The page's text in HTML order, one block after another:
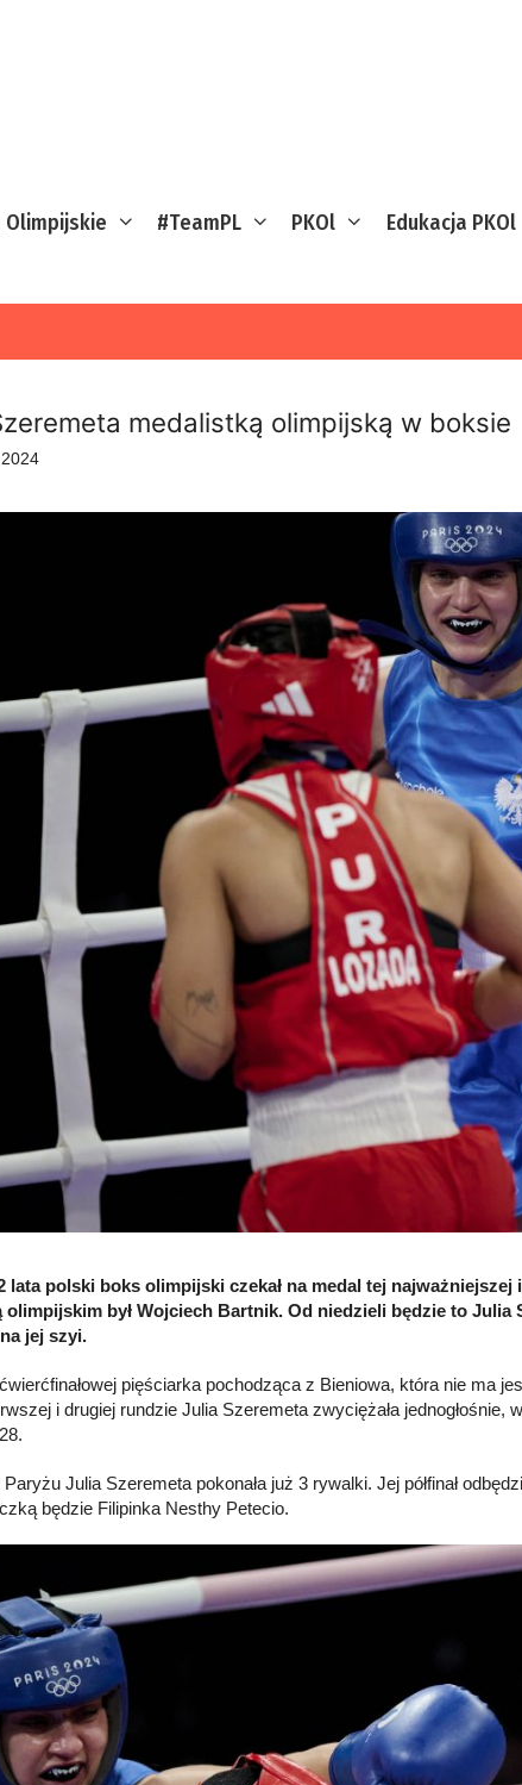
Olimpijskie #TeamPL PKOl Edukacja PKOl
medalistką olimpijską w boksie
lata polski boks olimpijski czekał na medal tej
olimpijskim był Wojciech Bartnik. Od niedzieli będzie to
jej szyi.
pięściarka pochodząca z Bieniowa, która nie ma
i drugiej rundzie Julia Szeremeta zwyciężała
Julia Szeremeta pokonała już 3 rywalki. Jej półfinał
będzie Filipinka Nesthy Petecio.